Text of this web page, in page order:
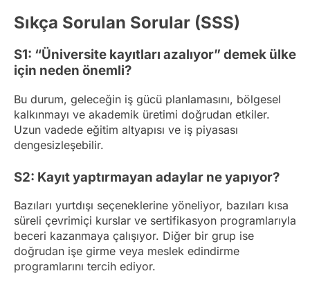
Sıkça Sorulan Sorular (SSS)
S1: “Üniversite kayıtları azalıyor” demek ülke
için neden önemli?
Bu durum, geleceğin iş gücü planlamasını, bölgesel
kalkınmayı ve akademik üretimi doğrudan etkiler.
Uzun vadede eğitim altyapısı ve iş piyasası
dengesizleşebilir.
S2: Kayıt yaptırmayan adaylar ne yapıyor?
Bazıları yurtdışı seçeneklerine yöneliyor, bazıları kısa
süreli çevrimiçi kurslar ve sertifikasyon programlarıyla
beceri kazanmaya çalışıyor. Diğer bir grup ise
doğrudan işe girme veya meslek edindirme
programlarını tercih ediyor.